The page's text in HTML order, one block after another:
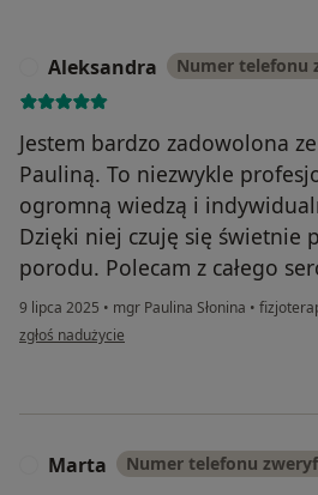
Aleksandra Numer telefonu
Jestem bardzo zadowolona
Pauliną. To niezwykle
ogromną wiedzą i
Dzięki niej czuję się świetnie
porodu. Polecam z całego
9 lipca 2025 • mgr Paulina Słonina •
w opinii użytkownika Aleksandra
zgłoś nadużycie
Marta Numer telefonu